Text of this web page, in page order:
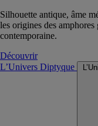
Silhouette antique, âme
les origines des
contemporaine.
Découvrir
L’Univers Diptyque